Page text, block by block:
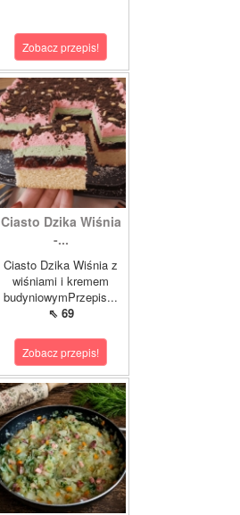
Zobacz przepis!
Ciasto Dzika Wiśnia
-...
Ciasto Dzika Wiśnia z
wiśniami i kremem
budyniowymPrzepis...
⇖ 69
Zobacz przepis!